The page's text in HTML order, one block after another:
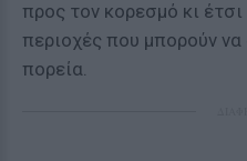
προς τον κορεσμό κι
περιοχές που μπορούν
πορεία.